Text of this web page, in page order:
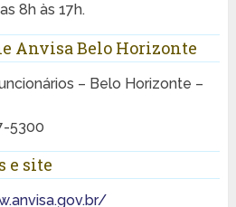
8h às 17h.
Anvisa Belo Horizonte
– Belo Horizonte –
5300
e site